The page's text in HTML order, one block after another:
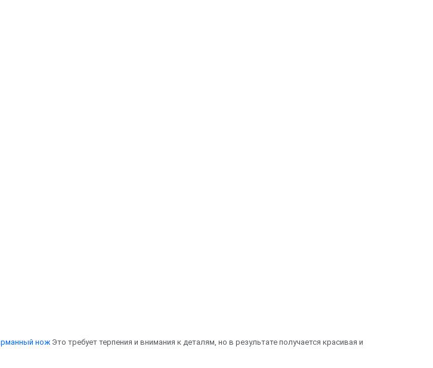
нож Это требует терпения и внимания к деталям, но в результате получается красивая и